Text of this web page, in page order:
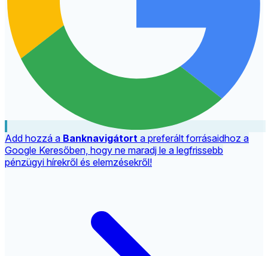
Add hozzá a Banknavigátort a preferált forrásaidhoz a
Google Keresőben, hogy ne maradj le a legfrissebb
pénzügyi hírekről és elemzésekről!